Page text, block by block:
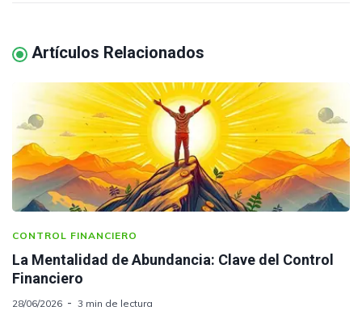
Artículos Relacionados
CONTROL FINANCIERO
La Mentalidad de Abundancia: Clave del Control
Financiero
28/06/2026 3 min de lectura